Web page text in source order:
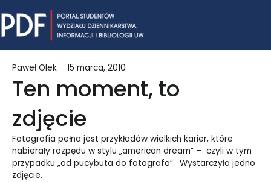
to
content
Paweł Olek 15 marca, 2010
Ten moment, to
zdjęcie
Fotografia pełna jest przykładów wielkich karier, które
nabierały rozpędu w stylu „american dream” – czyli w tym
przypadku „od pucybuta do fotografa”. Wystarczyło jedno
zdjęcie.